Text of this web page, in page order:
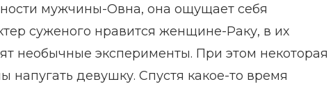
мужчины-Овна, она ощущает себя
суженого нравится женщине-Раку, в их
необычные эксперименты. При этом некоторая
напугать девушку. Спустя какое-то время